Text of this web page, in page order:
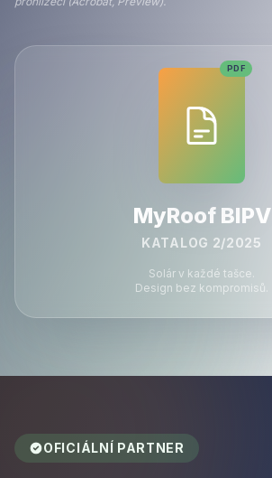
PDF
MyRoof BIPV
KATALOG 2/2025
Solár v každé tašce.
Design bez kompromisů.
OFICIÁLNÍ PARTNER